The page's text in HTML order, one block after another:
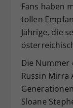
Fans haben
tollen
Jährige, die
Die Nummer
Russin Mirra
Sloane